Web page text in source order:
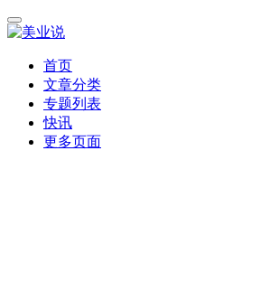
首页
文章分类
专题列表
快讯
更多页面